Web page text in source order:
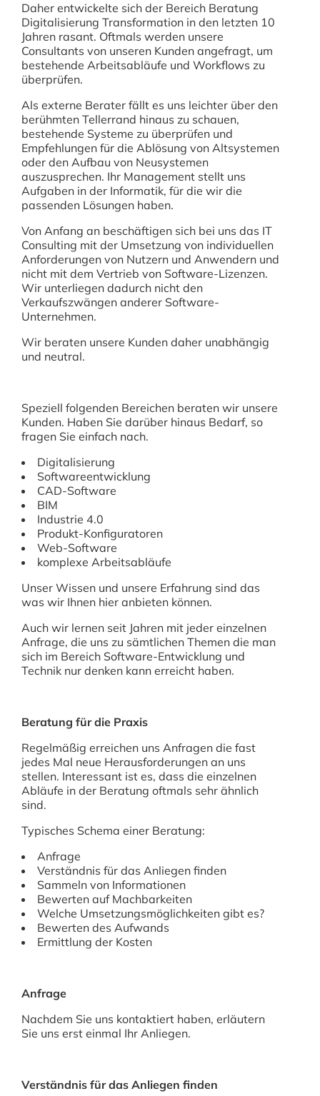
Daher entwickelte sich der Bereich Beratung
Digitalisierung Transformation in den letzten 10
Jahren rasant. Oftmals werden unsere
Consultants von unseren Kunden angefragt, um
bestehende Arbeitsabläufe und Workflows zu
überprüfen.
Als externe Berater fällt es uns leichter über den
berühmten Tellerrand hinaus zu schauen,
bestehende Systeme zu überprüfen und
Empfehlungen für die Ablösung von Altsystemen
oder den Aufbau von Neusystemen
auszusprechen. Ihr Management stellt uns
Aufgaben in der Informatik, für die wir die
passenden Lösungen haben.
Von Anfang an beschäftigen sich bei uns das IT
Consulting mit der Umsetzung von individuellen
Anforderungen von Nutzern und Anwendern und
nicht mit dem Vertrieb von Software-Lizenzen.
Wir unterliegen dadurch nicht den
Verkaufszwängen anderer Software-
Unternehmen.
Wir beraten unsere Kunden daher unabhängig
und neutral.
Speziell folgenden Bereichen beraten wir unsere
Kunden. Haben Sie darüber hinaus Bedarf, so
fragen Sie einfach nach.
Digitalisierung
Softwareentwicklung
CAD-Software
BIM
Industrie 4.0
Produkt-Konfiguratoren
Web-Software
komplexe Arbeitsabläufe
Unser Wissen und unsere Erfahrung sind das
was wir Ihnen hier anbieten können.
Auch wir lernen seit Jahren mit jeder einzelnen
Anfrage, die uns zu sämtlichen Themen die man
sich im Bereich Software-Entwicklung und
Technik nur denken kann erreicht haben.
Beratung für die Praxis
Regelmäßig erreichen uns Anfragen die fast
jedes Mal neue Herausforderungen an uns
stellen. Interessant ist es, dass die einzelnen
Abläufe in der Beratung oftmals sehr ähnlich
sind.
Typisches Schema einer Beratung:
Anfrage
Verständnis für das Anliegen finden
Sammeln von Informationen
Bewerten auf Machbarkeiten
Welche Umsetzungsmöglichkeiten gibt es?
Bewerten des Aufwands
Ermittlung der Kosten
Anfrage
Nachdem Sie uns kontaktiert haben, erläutern
Sie uns erst einmal Ihr Anliegen.
Verständnis für das Anliegen finden